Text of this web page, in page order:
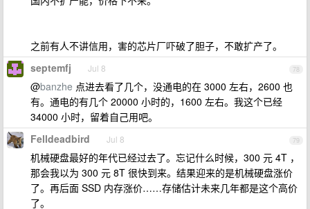
之前有人不讲信用，害的芯片厂吓破了胆子，不敢扩产了。
78
septemfj Jul 8
@banzhe 点进去看了几个，没通电的在 3000 左右，2600 也
有。通电的有几个 20000 小时的，1600 左右。我这个已经
34000 小时，留着自己用吧。
79
Felldeadbird Jul 8
机械硬盘最好的年代已经过去了。忘记什么时候，300 元 4T ，
那会我以为 300 元 8T 很快到来。结果迎来的是机械硬盘涨价
了。再后面 SSD 内存涨价……存储估计未来几年都是这个高价
了。